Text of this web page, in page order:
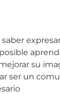
su
ser un